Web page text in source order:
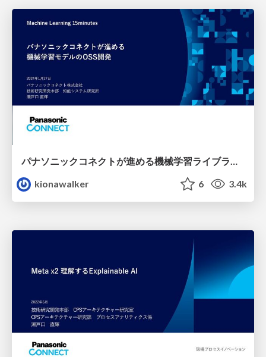
パナソニックコネクトが進める機械学習ライブラリのOSS開発
kionawalker
6 3.4k